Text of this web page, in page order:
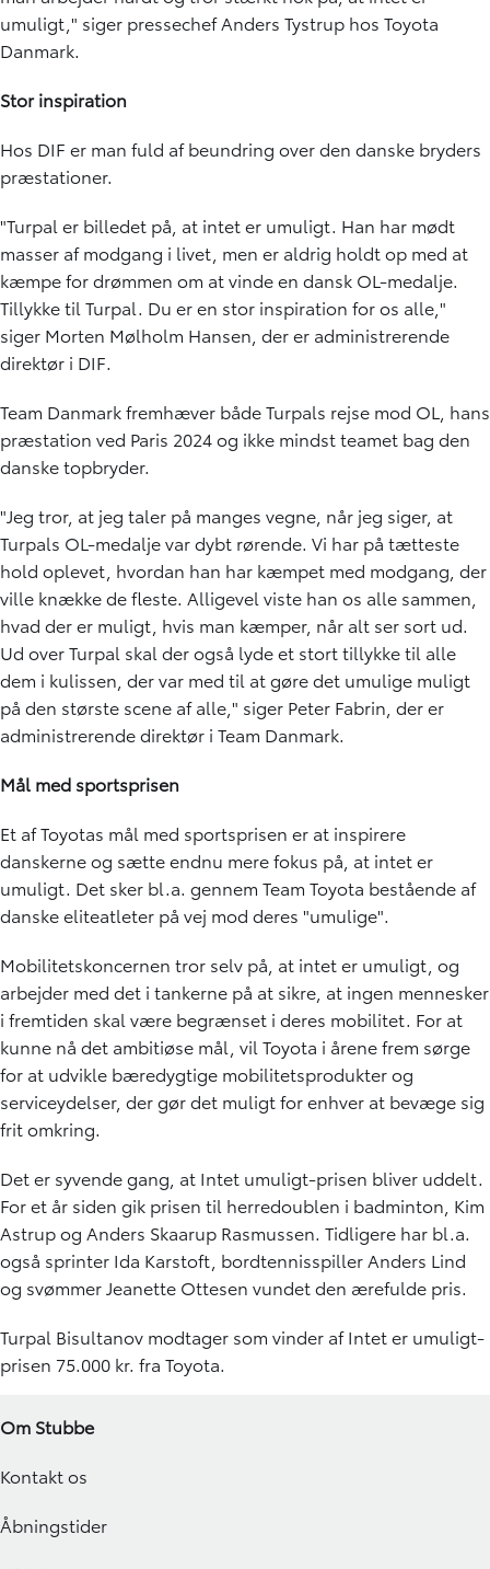
umuligt," siger pressechef Anders Tystrup hos Toyota
Danmark.
Stor inspiration
Hos DIF er man fuld af beundring over den danske bryders
præstationer.
"Turpal er billedet på, at intet er umuligt. Han har mødt
masser af modgang i livet, men er aldrig holdt op med at
kæmpe for drømmen om at vinde en dansk OL-medalje.
Tillykke til Turpal. Du er en stor inspiration for os alle,"
siger Morten Mølholm Hansen, der er administrerende
direktør i DIF.
Team Danmark fremhæver både Turpals rejse mod OL, hans
præstation ved Paris 2024 og ikke mindst teamet bag den
danske topbryder.
"Jeg tror, at jeg taler på manges vegne, når jeg siger, at
Turpals OL-medalje var dybt rørende. Vi har på tætteste
hold oplevet, hvordan han har kæmpet med modgang, der
ville knække de fleste. Alligevel viste han os alle sammen,
hvad der er muligt, hvis man kæmper, når alt ser sort ud.
Ud over Turpal skal der også lyde et stort tillykke til alle
dem i kulissen, der var med til at gøre det umulige muligt
på den største scene af alle," siger Peter Fabrin, der er
administrerende direktør i Team Danmark.
Mål med sportsprisen
Et af Toyotas mål med sportsprisen er at inspirere
danskerne og sætte endnu mere fokus på, at intet er
umuligt. Det sker bl.a. gennem Team Toyota bestående af
danske eliteatleter på vej mod deres "umulige".
Mobilitetskoncernen tror selv på, at intet er umuligt, og
arbejder med det i tankerne på at sikre, at ingen mennesker
i fremtiden skal være begrænset i deres mobilitet. For at
kunne nå det ambitiøse mål, vil Toyota i årene frem sørge
for at udvikle bæredygtige mobilitetsprodukter og
serviceydelser, der gør det muligt for enhver at bevæge sig
frit omkring.
Det er syvende gang, at Intet umuligt-prisen bliver uddelt.
For et år siden gik prisen til herredoublen i badminton, Kim
Astrup og Anders Skaarup Rasmussen. Tidligere har bl.a.
også sprinter Ida Karstoft, bordtennisspiller Anders Lind
og svømmer Jeanette Ottesen vundet den ærefulde pris.
Turpal Bisultanov modtager som vinder af Intet er umuligt-
prisen 75.000 kr. fra Toyota.
Om Stubbe
Kontakt os
Åbningstider